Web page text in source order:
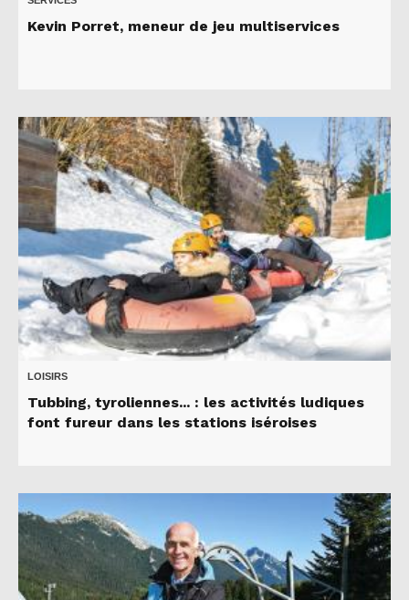
Kevin Porret, meneur de jeu multiservices
LOISIRS
Tubbing, tyroliennes... : les activités ludiques
font fureur dans les stations iséroises